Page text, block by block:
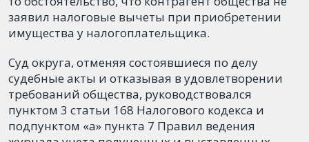
заявил налоговые вычеты при приобретении
имущества у налогоплательщика.
Суд округа, отменяя состоявшиеся по делу
судебные акты и отказывая в удовлетворении
требований общества, руководствовался
пунктом 3 статьи 168 Налогового кодекса и
подпунктом «а» пункта 7 Правил ведения